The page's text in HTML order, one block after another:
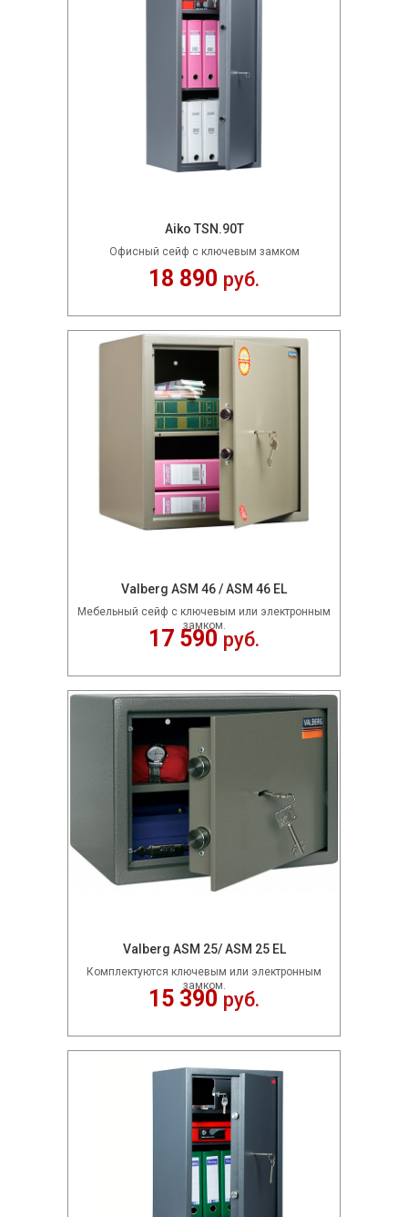
Aiko TSN.90T
Офисный сейф с ключевым замком
18 890 руб.
Valberg ASM 46 / ASM 46 EL
Мебельный сейф c ключевым или электронным
замком.
17 590 руб.
Valberg ASM 25/ ASM 25 EL
Комплектуются ключевым или электронным
замком.
15 390 руб.